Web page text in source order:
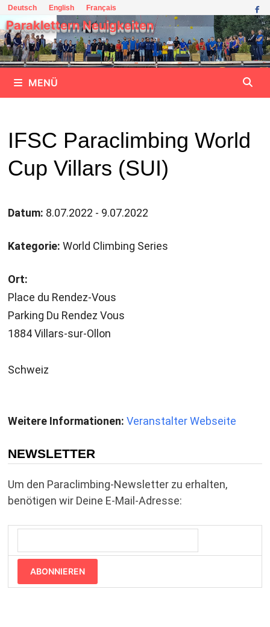
Zum
Inhalt
springen
Deutsch English Français
Paraklettern Neuigkeiten
MENÜ
IFSC Paraclimbing World
Cup Villars (SUI)
Datum: 8.07.2022 - 9.07.2022
Kategorie: World Climbing Series
Ort:
Place du Rendez-Vous
Parking Du Rendez Vous
1884 Villars-sur-Ollon
Schweiz
Weitere Informationen: Veranstalter Webseite
NEWSLETTER
Um den Paraclimbing-Newsletter zu erhalten,
benötigen wir Deine E-Mail-Adresse:
ABONNIEREN